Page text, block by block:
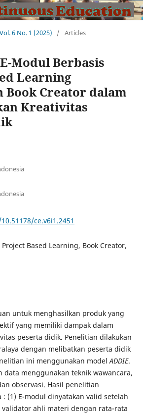
Vol. 6 No. 1 (2025) / Articles
Modul Berbasis
Learning
Book Creator dalam
Kreativitas
ce.v6i1.2451
Based Learning, Book Creator,
untuk menghasilkan produk yang
yang memiliki dampak dalam
peserta didik. Penelitian dilakukan
dengan melibatkan peserta didik
ini menggunakan modelADDIE.
data menggunakan teknik wawancara,
observasi. Hasil penelitian
(1) E-modul dinyatakan valid setelah
ahli materi dengan rata-rata